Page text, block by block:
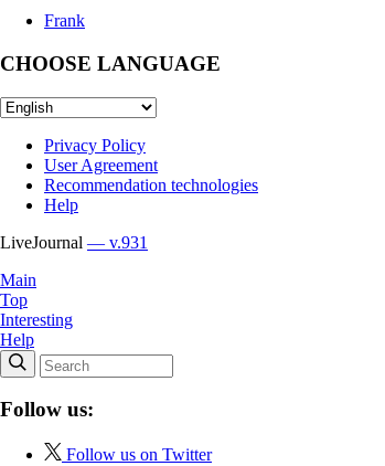
Frank
CHOOSE LANGUAGE
Privacy Policy
User Agreement
Recommendation technologies
Help
LiveJournal — v.931
Main
Top
Interesting
Help
Follow us:
Follow us on Twitter